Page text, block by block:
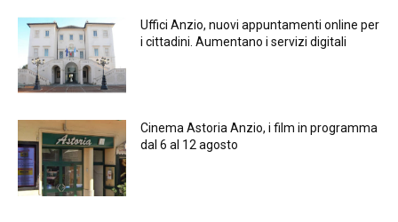
Uffici Anzio, nuovi appuntamenti online per
i cittadini. Aumentano i servizi digitali
Cinema Astoria Anzio, i film in programma
dal 6 al 12 agosto